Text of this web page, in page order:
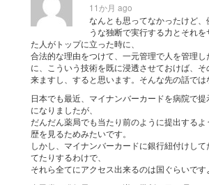
11か月 ago
なんとも思ってなかったけど、
うな独断で実行する力とそれ
た人がトップに立った時に、
合法的な理由をつけて、一元管理で人を管理
に、こういう技術を既に浸透させておけば、そ
来ますし、すると思います。そんな先の話では
日本でも最近、マイナンバーカードを病院で
になりましたが、
だんだん薬局でも当たり前のように提出する
歴を見るためみたいです。
しかし、マイナンバーカードに銀行紐付けし
てたりするわけで、
それら全てにアクセス出来るのは国ぐらいです